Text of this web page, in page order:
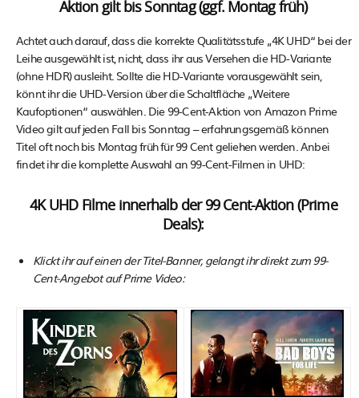
Aktion gilt bis Sonntag (ggf. Montag früh)
Achtet auch darauf, dass die korrekte Qualitätsstufe „4K UHD“ bei der
Leihe ausgewählt ist, nicht, dass ihr aus Versehen die HD-Variante
(ohne HDR) ausleiht. Sollte die HD-Variante vorausgewählt sein,
könnt ihr die UHD-Version über die Schaltfläche „Weitere
Kaufoptionen“ auswählen. Die 99-Cent-Aktion von Amazon Prime
Video gilt auf jeden Fall bis Sonntag – erfahrungsgemäß können
Titel oft noch bis Montag früh für 99 Cent geliehen werden. Anbei
findet ihr die komplette Auswahl an 99-Cent-Filmen in UHD:
4K UHD Filme innerhalb der 99 Cent-Aktion (Prime
Deals):
Klickt ihr auf einen der Titel-Banner, gelangt ihr direkt zum 99-
Cent-Angebot auf Prime Video: